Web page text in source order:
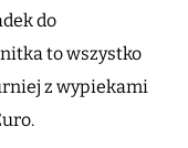
do
to wszystko
z wypiekami